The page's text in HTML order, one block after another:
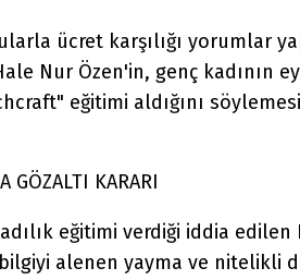
ücret karşılığı yorumlar
Nur Özen'in, genç kadının
eğitimi aldığını
GÖZALTI KARARI
eğitimi verdiği iddia edilen
alenen yayma ve nitelikli